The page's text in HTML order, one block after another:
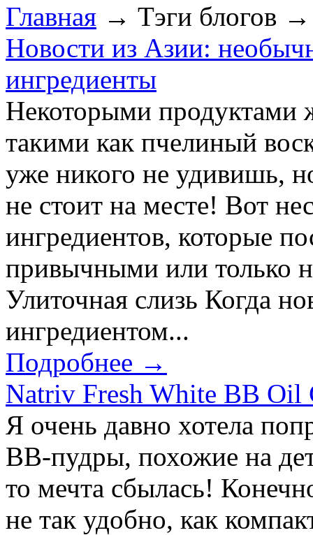
Главная → Тэги блогов →
Новости из Азии:
ингредиенты
Некоторыми продуктами
такими как пчелиный
уже никого не удивишь,
не стоит на месте! Вот
ингредиентов, которые
привычными или только
Улиточная слизь Когда
ингредиентом...
Подробнее →
Natriv Fresh White BB Oil
Я очень давно хотела
BB-пудры, похожие на
то мечта сбылась!
не так удобно, как